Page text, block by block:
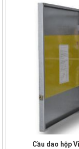
Cầu dao hộp